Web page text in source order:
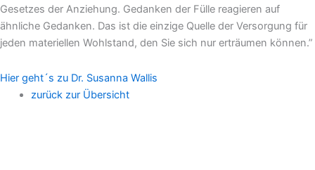
Gesetzes der Anziehung. Gedanken der Fülle reagieren auf
ähnliche Gedanken. Das ist die einzige Quelle der Versorgung für
jeden materiellen Wohlstand, den Sie sich nur erträumen können.”
Hier geht´s zu Dr. Susanna Wallis
zurück zur Übersicht